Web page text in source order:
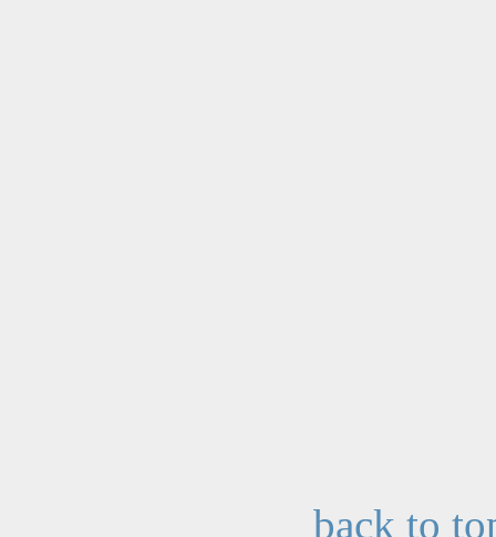
back to